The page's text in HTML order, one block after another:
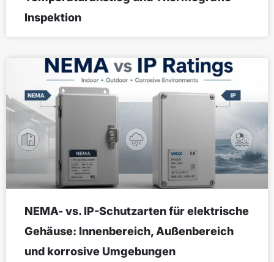
Inspektion
NEMA- vs. IP-Schutzarten für elektrische
Gehäuse: Innenbereich, Außenbereich
und korrosive Umgebungen